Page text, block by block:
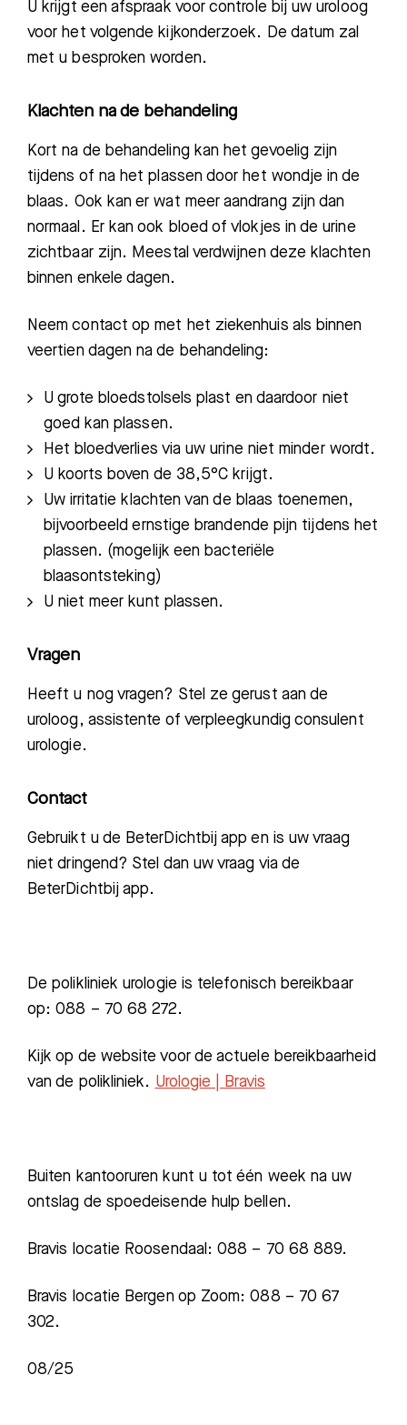
Meest gezocht:
Bezoektijden
Afspraak maken
U krijgt een afspraak voor controle bij uw uroloog
voor het volgende kijkonderzoek. De datum zal
met u besproken worden.
Klachten na de behandeling
Kort na de behandeling kan het gevoelig zijn
tijdens of na het plassen door het wondje in de
blaas. Ook kan er wat meer aandrang zijn dan
normaal. Er kan ook bloed of vlokjes in de urine
zichtbaar zijn. Meestal verdwijnen deze klachten
binnen enkele dagen.
Neem contact op met het ziekenhuis als binnen
veertien dagen na de behandeling:
U grote bloedstolsels plast en daardoor niet
goed kan plassen.
Het bloedverlies via uw urine niet minder wordt.
U koorts boven de 38,5°C krijgt.
Uw irritatie klachten van de blaas toenemen,
bijvoorbeeld ernstige brandende pijn tijdens het
plassen. (mogelijk een bacteriële
blaasontsteking)
U niet meer kunt plassen.
Vragen
Heeft u nog vragen? Stel ze gerust aan de
uroloog, assistente of verpleegkundigconsulent
urologie.
Contact
Gebruikt u de BeterDichtbij app en is uw vraag
niet dringend? Stel dan uw vraag via de
BeterDichtbij app.
De polikliniek urologie is telefonisch bereikbaar
op: 088 – 70 68 272.
Kijk op de website voor de actuele bereikbaarheid
van de polikliniek. Urologie | Bravis
Buiten kantooruren kunt u tot één week na uw
ontslag de spoedeisende hulp bellen.
Bravis locatie Roosendaal: 088 – 70 68 889.
Bravis locatie Bergen op Zoom: 088 – 70 67
302.
08/25